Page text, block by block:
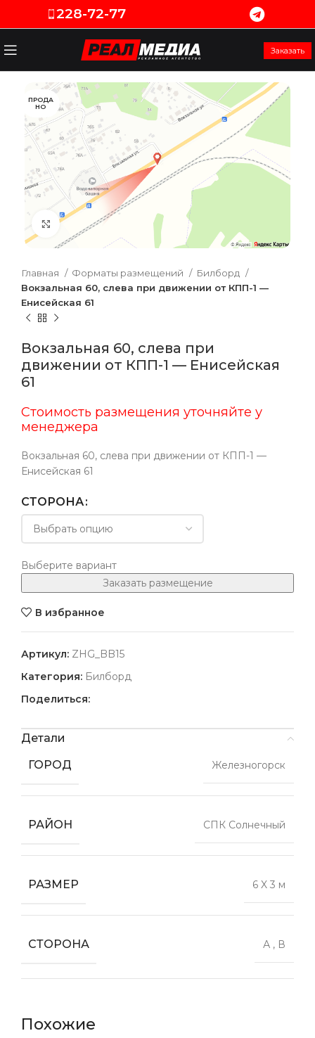
228-72-77
Заказать
ПРОДА
НО
Увеличить
Главная Форматы размещений
Билборд
Вокзальная 60, слева при движении от КПП-1 —
Енисейская 61
Вокзальная 60, слева при
движении от КПП-1 — Енисейская
61
Стоимость размещения уточняйте у
менеджера
Вокзальная 60, слева при движении от КПП-1 —
Енисейская 61
СТОРОНА
Выберите вариант
Заказать размещение
В избранное
Артикул: ZHG_BB15
Категория: Билборд
Поделиться:
Детали
ГОРОД
Железногорск
РАЙОН СПК Солнечный
РАЗМЕР 6 X 3 м
СТОРОНА А , В
Похожие